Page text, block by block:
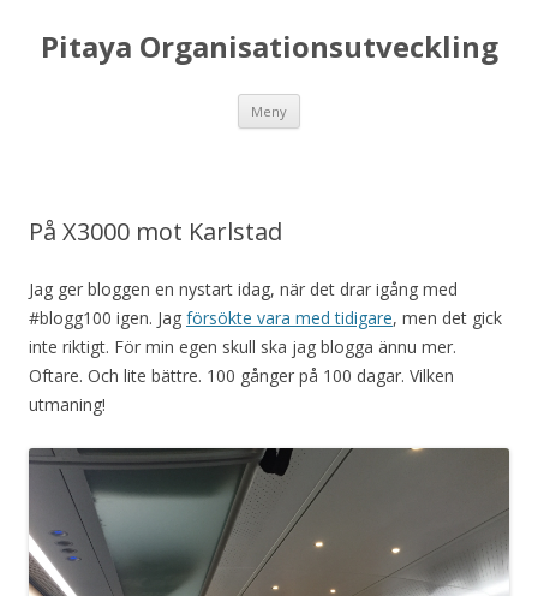
Pitaya Organisationsutveckling
Meny
På X3000 mot Karlstad
Jag ger bloggen en nystart idag, när det drar igång med
#blogg100 igen. Jag försökte vara med tidigare, men det gick
inte riktigt. För min egen skull ska jag blogga ännu mer.
Oftare. Och lite bättre. 100 gånger på 100 dagar. Vilken
utmaning!